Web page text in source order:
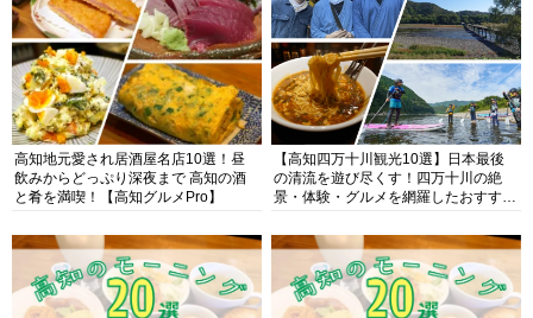
高知地元愛され居酒屋名店10選！昼
飲みからどっぷり深夜まで 高知の酒
と肴を満喫！【高知グルメPro】
【高知四万十川観光10選】日本最後
の清流を遊び尽くす！四万十川の絶
景・体験・グルメを網羅したおすすめ